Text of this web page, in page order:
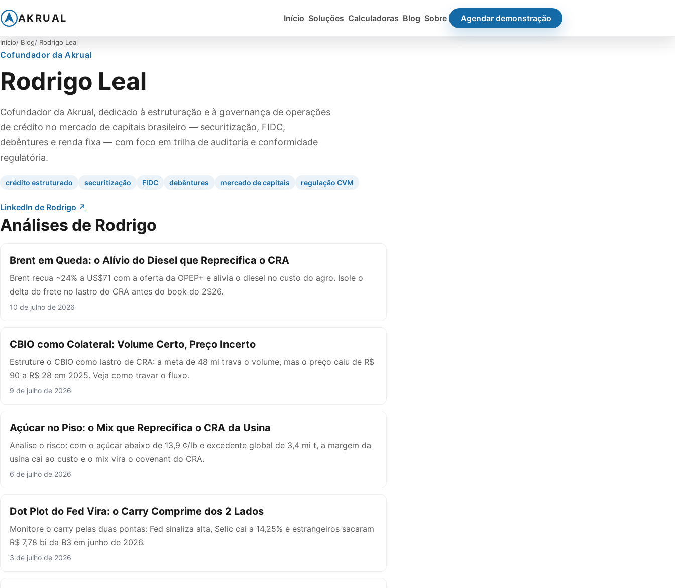
AKRUAL Início Soluções Calculadoras Blog Sobre Agendar demonstração
Início Blog Rodrigo Leal
Cofundador da Akrual
Rodrigo Leal
Cofundador da Akrual, dedicado à estruturação e à governança de operações
de crédito no mercado de capitais brasileiro — securitização, FIDC,
debêntures e renda fixa — com foco em trilha de auditoria e conformidade
regulatória.
crédito estruturado securitização FIDC debêntures mercado de capitais regulação CVM
LinkedIn de Rodrigo ↗
Análises de Rodrigo
Brent em Queda: o Alívio do Diesel que Reprecifica o CRA
Brent recua ~24% a US$71 com a oferta da OPEP+ e alivia o diesel no custo do agro. Isole o
delta de frete no lastro do CRA antes do book do 2S26.
10 de julho de 2026
CBIO como Colateral: Volume Certo, Preço Incerto
Estruture o CBIO como lastro de CRA: a meta de 48 mi trava o volume, mas o preço caiu de R$
90 a R$ 28 em 2025. Veja como travar o fluxo.
9 de julho de 2026
Açúcar no Piso: o Mix que Reprecifica o CRA da Usina
Analise o risco: com o açúcar abaixo de 13,9 ¢/lb e excedente global de 3,4 mi t, a margem da
usina cai ao custo e o mix vira o covenant do CRA.
6 de julho de 2026
Dot Plot do Fed Vira: o Carry Comprime dos 2 Lados
Monitore o carry pelas duas pontas: Fed sinaliza alta, Selic cai a 14,25% e estrangeiros sacaram
R$ 7,78 bi da B3 em junho de 2026.
3 de julho de 2026